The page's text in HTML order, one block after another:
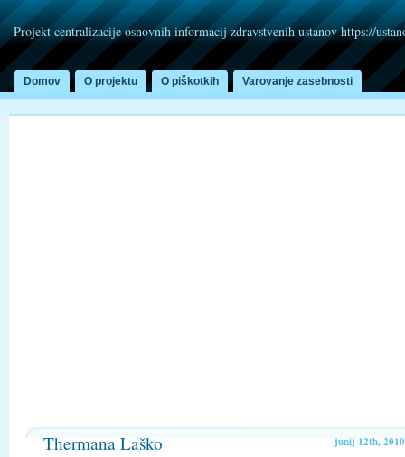
Projekt centralizacije osnovnih informacij zdravstvenih ustanov https://
Domov O projektu O piškotkih Varovanje zasebnosti
junij 12th, 2010
Thermana Laško